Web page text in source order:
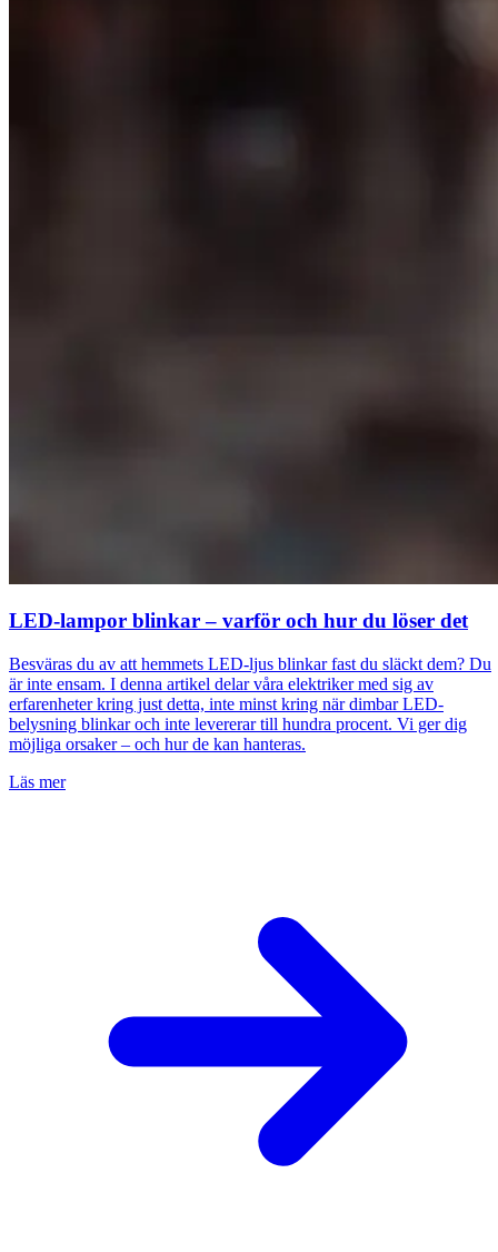
LED-lampor blinkar – varför och hur du löser det
Besväras du av att hemmets LED-ljus blinkar fast du släckt dem? Du
är inte ensam. I denna artikel delar våra elektriker med sig av
erfarenheter kring just detta, inte minst kring när dimbar LED-
belysning blinkar och inte levererar till hundra procent. Vi ger dig
möjliga orsaker – och hur de kan hanteras.
Läs mer